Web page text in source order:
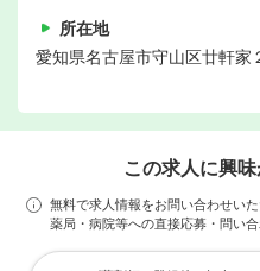
所在地
愛知県名古屋市守山区廿軒家
この求人に興
無料で求人情報をお問い合わせいた
薬局・病院等への直接応募・問い